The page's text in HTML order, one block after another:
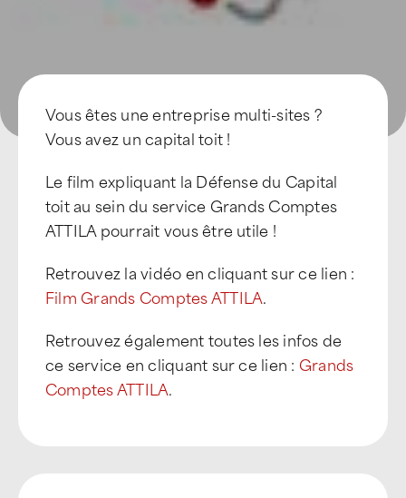
Vous êtes une entreprise multi-sites ?
Vous avez un capital toit !
Le film expliquant la Défense du Capital
toit au sein du service Grands Comptes
ATTILA pourrait vous être utile !
Retrouvez la vidéo en cliquant sur ce lien :
Film Grands Comptes ATTILA.
Retrouvez également toutes les infos de
ce service en cliquant sur ce lien : Grands
Comptes ATTILA.